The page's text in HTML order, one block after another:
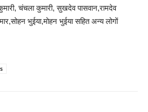
चंचला कुमारी, सुखदेव पासवान,रामदेव
भुईया,मोहन भुईया सहित अन्य लोगों